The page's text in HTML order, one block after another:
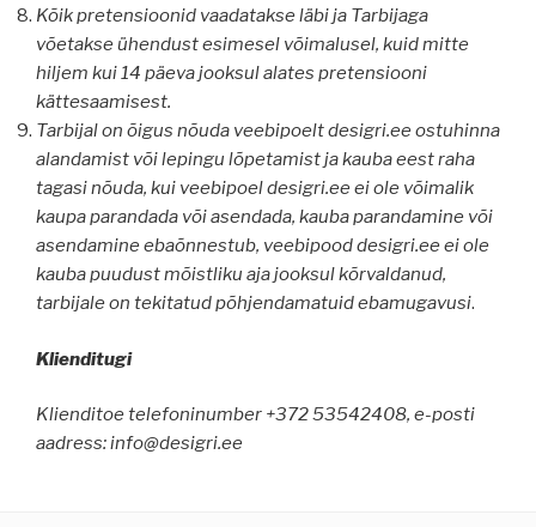
Kõik pretensioonid vaadatakse läbi ja Tarbijaga
võetakse ühendust esimesel võimalusel, kuid mitte
hiljem kui 14 päeva jooksul alates pretensiooni
kättesaamisest.
Tarbijal on õigus nõuda veebipoelt desigri.ee ostuhinna
alandamist või lepingu lõpetamist ja kauba eest raha
tagasi nõuda, kui veebipoel desigri.ee ei ole võimalik
kaupa parandada või asendada, kauba parandamine või
asendamine ebaõnnestub, veebipood desigri.ee ei ole
kauba puudust mõistliku aja jooksul kõrvaldanud,
tarbijale on tekitatud põhjendamatuid ebamugavusi.
Klienditugi
Klienditoe telefoninumber +372 53542408, e-posti
aadress: info@desigri.ee